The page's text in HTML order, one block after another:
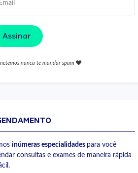
Assinar
nunca te mandar spam
inúmeras especialidades para você
consultas e exames de maneira rápida